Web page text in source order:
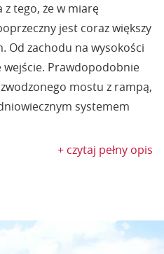
z tego, że w miarę
jest coraz większy
Od zachodu na wysokości
wejście. Prawdopodobnie
mostu z rampą,
systemem
+ czytaj pełny opis